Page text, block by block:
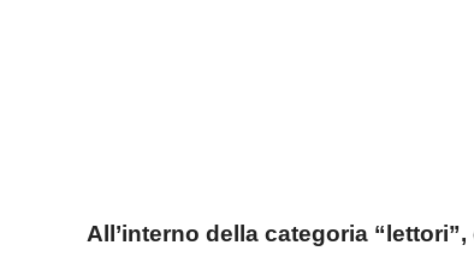
All’interno della categoria